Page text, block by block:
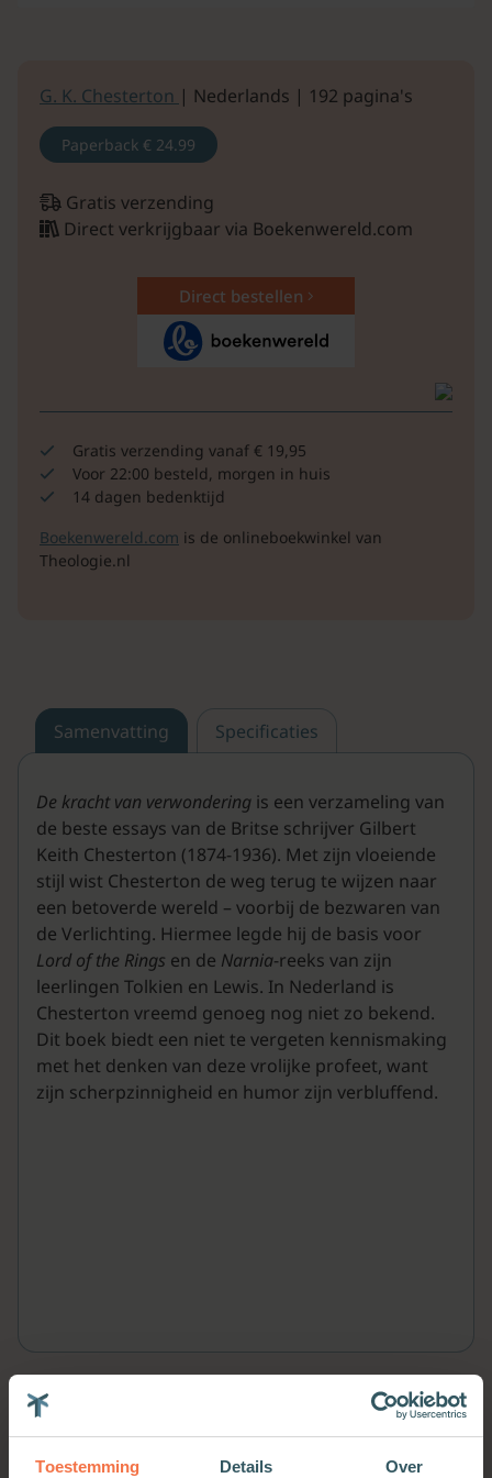
Toestemming Details Over
G. K. Chesterton | Nederlands | 192 pagina's
Paperback € 24.99
Gratis verzending
Direct verkrijgbaar via Boekenwereld.com
Direct bestellen
Gratis verzending vanaf € 19,95
Voor 22:00 besteld, morgen in huis
14 dagen bedenktijd
Boekenwereld.com is de onlineboekwinkel van
Theologie.nl
Samenvatting Specificaties
De kracht van verwondering is een verzameling van
de beste essays van de Britse schrijver Gilbert
Keith Chesterton (1874-1936). Met zijn vloeiende
stijl wist Chesterton de weg terug te wijzen naar
een betoverde wereld – voorbij de bezwaren van
de Verlichting. Hiermee legde hij de basis voor
Lord of the Rings en de Narnia-reeks van zijn
leerlingen Tolkien en Lewis. In Nederland is
Chesterton vreemd genoeg nog niet zo bekend.
Dit boek biedt een niet te vergeten kennismaking
met het denken van deze vrolijke profeet, want
zijn scherpzinnigheid en humor zijn verbluffend.
Meer van deze auteur